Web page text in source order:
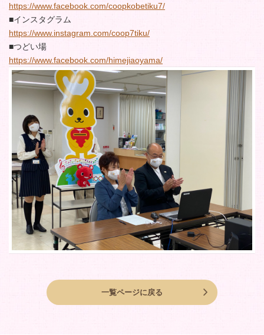
https://www.facebook.com/coopkobetiku7/
■インスタグラム
https://www.instagram.com/coop7tiku/
■つどい場
https://www.facebook.com/himejiaoyama/
一覧ページに戻る